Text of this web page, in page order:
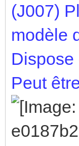
(J007)
modèle
Dispose
Peut